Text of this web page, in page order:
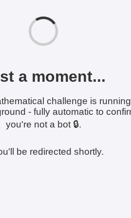
a moment...
challenge is running
- fully automatic to
you're not a bot 🔒.
be redirected shortly.